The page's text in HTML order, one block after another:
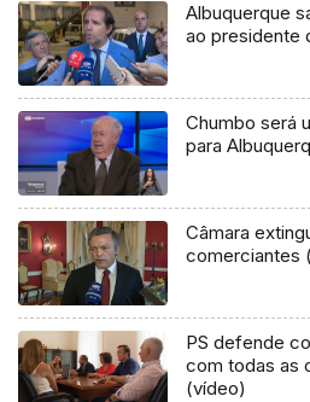
Albuquerque
ao presidente
Chumbo será
para
Câmara
comerciantes
PS defende
com todas as
(vídeo)